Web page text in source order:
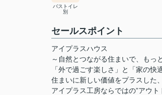
バストイレ
別
セールスポイント
アイプラスハウス
～自然とつながる住まいで、もっ
「外で過ごす楽しさ」と「家の快
住まいに新しい価値をプラスした、
アイプラス工房ならではの”アウ